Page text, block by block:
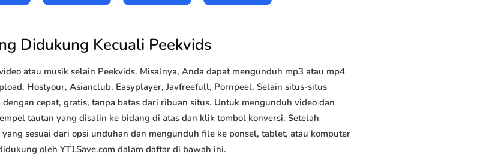
Didukung Kecuali Peekvids
atau musik selain Peekvids. Misalnya, Anda dapat mengunduh mp3 atau mp4
Hostyour, Asianclub, Easyplayer, Javfreefull, Pornpeel. Selain situs-situs
cepat, gratis, tanpa batas dari ribuan situs. Untuk mengunduh video dan
tautan yang disalin ke bidang di atas dan klik tombol konversi. Setelah
sesuai dari opsi unduhan dan mengunduh file ke ponsel, tablet, atau komputer
oleh YT1Save.com dalam daftar di bawah ini.